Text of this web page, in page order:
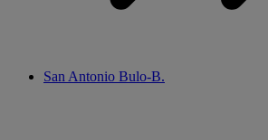
San Antonio Bulo-B.